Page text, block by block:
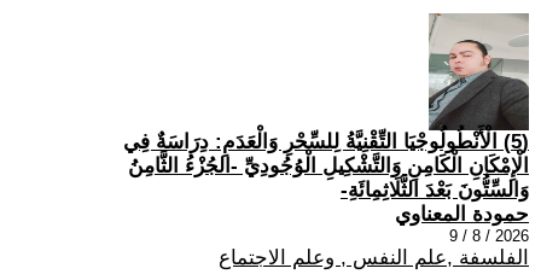
(5) الْأَنْطُولُوجْيَا التِّقْنِيَّةُ لِلسِّحْرِ وَالْعَدَمِ: دِرَاسَةٌ فِي
الْإِمْكَانِ الْكَامِنِ وَالتَّشْكِيلِ الْوُجُودِيِّ -الجُزْءُ الثَّامِنُ
وَالسِّتُّونَ بَعْدَ الثَّلَاثِمِائَةِ-
حمودة المعناوي
2026 / 8 / 9
الفلسفة ,علم النفس , وعلم الاجتماع